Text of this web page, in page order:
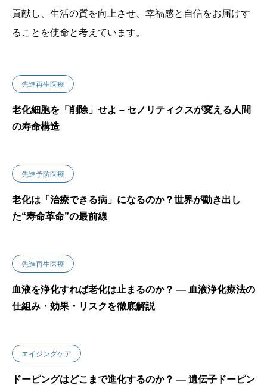
貢献し、生活の質を向上させ、幸福感と自信をお届けす
ることを使命と考えています。
先進再生医療
老化細胞を「削除」せよ – セノリティクスが変える人間
の寿命構造
先進予防医療
老化は「治療できる病」になるのか？世界が動き出し
た“寿命革命”の最前線
先進再生医療
血液を浄化すれば老化は止まるのか？ ― 血液浄化療法の
仕組み・効果・リスクを徹底解説
エイジングケア
ドーピングはどこまで進化するのか？ ― 遺伝子ドーピン